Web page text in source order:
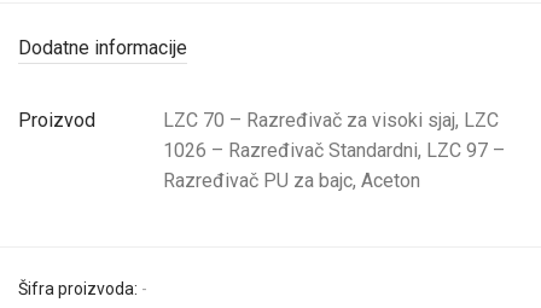
Dodatne informacije
Proizvod
LZC 70 – Razređivač za visoki sjaj, LZC
1026 – Razređivač Standardni, LZC 97 –
Razređivač PU za bajc, Aceton
Šifra proizvoda: -